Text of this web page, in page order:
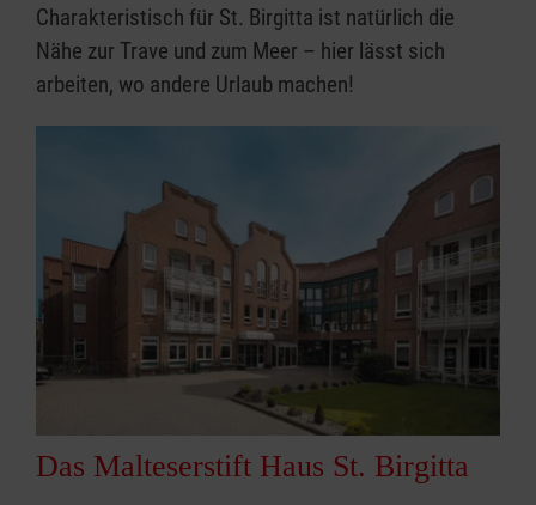
Charakteristisch für St. Birgitta ist natürlich die
Nähe zur Trave und zum Meer – hier lässt sich
arbeiten, wo andere Urlaub machen!
Das Malteserstift Haus St. Birgitta